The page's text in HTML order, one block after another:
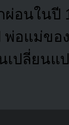
อนในปี
อแม่ของ
ปลี่ยนแ